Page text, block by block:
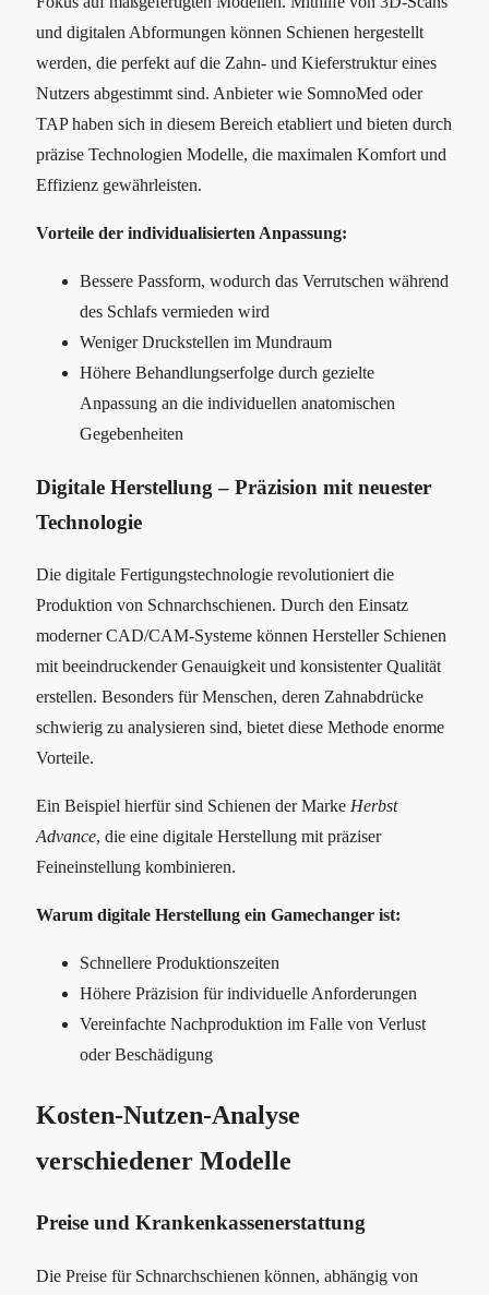
und digitalen Abformungen können Schienen hergestellt
werden, die perfekt auf die Zahn- und Kieferstruktur eines
Nutzers abgestimmt sind. Anbieter wie SomnoMed oder
TAP haben sich in diesem Bereich etabliert und bieten durch
präzise Technologien Modelle, die maximalen Komfort und
Effizienz gewährleisten.
Vorteile der individualisierten Anpassung:
Bessere Passform, wodurch das Verrutschen während
des Schlafs vermieden wird
Weniger Druckstellen im Mundraum
Höhere Behandlungserfolge durch gezielte
Anpassung an die individuellen anatomischen
Gegebenheiten
Digitale Herstellung – Präzision mit neuester
Technologie
Die digitale Fertigungstechnologie revolutioniert die
Produktion von Schnarchschienen. Durch den Einsatz
moderner CAD/CAM-Systeme können Hersteller Schienen
mit beeindruckender Genauigkeit und konsistenter Qualität
erstellen. Besonders für Menschen, deren Zahnabdrücke
schwierig zu analysieren sind, bietet diese Methode enorme
Vorteile.
Ein Beispiel hierfür sind Schienen der Marke Herbst
Advance, die eine digitale Herstellung mit präziser
Feineinstellung kombinieren.
Warum digitale Herstellung ein Gamechanger ist:
Schnellere Produktionszeiten
Höhere Präzision für individuelle Anforderungen
Vereinfachte Nachproduktion im Falle von Verlust
oder Beschädigung
Kosten-Nutzen-Analyse
verschiedener Modelle
Preise und Krankenkassenerstattung
Die Preise für Schnarchschienen können, abhängig von